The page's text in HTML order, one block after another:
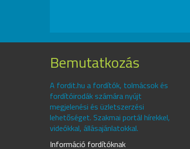
Bemutatkozás
A fordit.hu a fordítók, tolmácsok és
fordítóirodák számára nyújt
megjelenési és üzletszerzési
lehetőséget. Szakmai portál hírekkel,
videókkal, állásajánlatokkal.
Információ fordítóknak